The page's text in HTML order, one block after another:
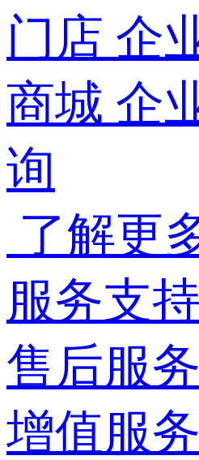
门店 企
商城 企
询
了解更
服务支持
售后服务
增值服务